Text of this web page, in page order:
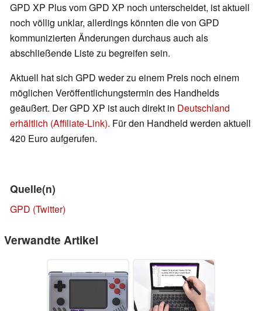
GPD XP Plus vom GPD XP noch unterscheidet, ist aktuell
noch völlig unklar, allerdings könnten die von GPD
kommunizierten Änderungen durchaus auch als
abschließende Liste zu begreifen sein.
Aktuell hat sich GPD weder zu einem Preis noch einem
möglichen Veröffentlichungstermin des Handhelds
geäußert. Der GPD XP ist auch direkt in Deutschland
erhältlich (Affiliate-Link). Für den Handheld werden aktuell
420 Euro aufgerufen.
Quelle(n)
GPD (Twitter)
Verwandte Artikel